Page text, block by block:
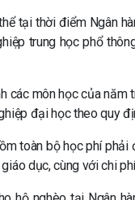
tại thời điểm Ngân
trung học phổ
môn học của
đại học theo quy
toàn bộ học phí phải
dục, cùng với chi